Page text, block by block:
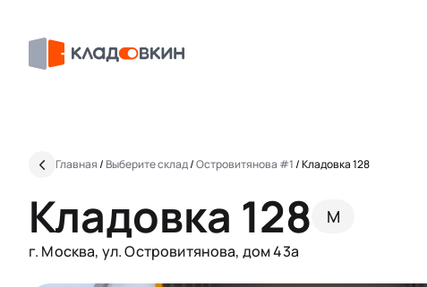
Главная/ Выберите склад/Островитянова #1/Кладовка 128
Кладовка 128 M
г. Москва, ул. Островитянова, дом 43а